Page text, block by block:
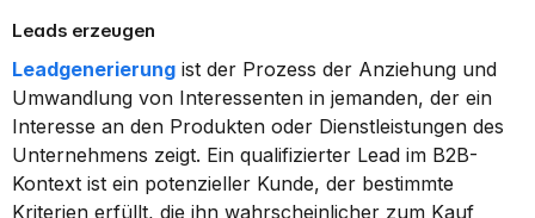
Leads erzeugen
Leadgenerierung ist der Prozess der Anziehung und
Umwandlung von Interessenten in jemanden, der ein
Interesse an den Produkten oder Dienstleistungen des
Unternehmens zeigt. Ein qualifizierter Lead im B2B-
Kontext ist ein potenzieller Kunde, der bestimmte
Kriterien erfüllt, die ihn wahrscheinlicher zum Kauf